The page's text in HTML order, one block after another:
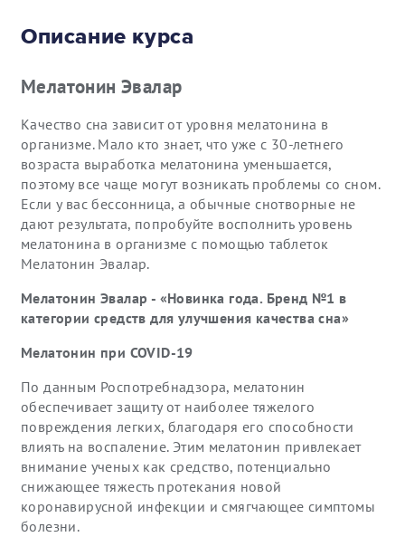
Описание курса
Мелатонин Эвалар
Качество сна зависит от уровня мелатонина в
организме. Мало кто знает, что уже с 30-летнего
возраста выработка мелатонина уменьшается,
поэтому все чаще могут возникать проблемы со сном.
Если у вас бессонница, а обычные снотворные не
дают результата, попробуйте восполнить уровень
мелатонина в организме с помощью таблеток
Мелатонин Эвалар.
Мелатонин Эвалар - «Новинка года. Бренд №1 в
категории средств для улучшения качества сна»
Мелатонин при COVID-19
По данным Роспотребнадзора, мелатонин
обеспечивает защиту от наиболее тяжелого
повреждения легких, благодаря его способности
влиять на воспаление. Этим мелатонин привлекает
внимание ученых как средство, потенциально
снижающее тяжесть протекания новой
коронавирусной инфекции и смягчающее симптомы
болезни.